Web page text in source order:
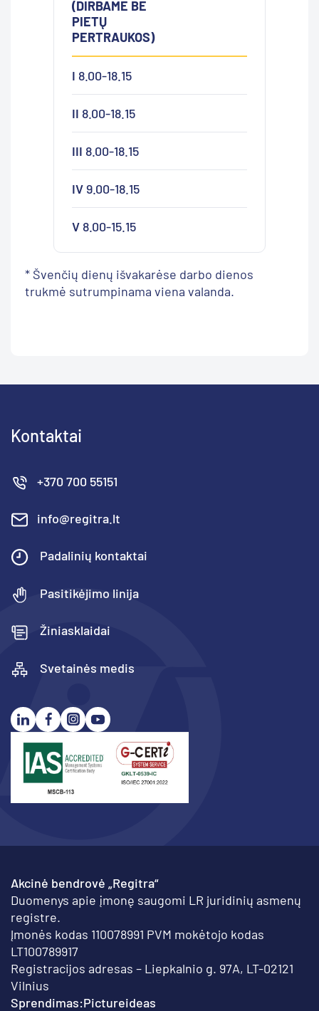
(DIRBAME BE
PIETŲ
PERTRAUKOS)
I 8.00-18.15
II 8.00-18.15
III 8.00-18.15
IV9.00-18.15
V 8.00-15.15
* Švenčių dienų išvakarėse darbo dienos
trukmė sutrumpinama viena valanda.
Kontaktai
+370 700 55151
info@regitra.lt
Padalinių kontaktai
Pasitikėjimo linija
Žiniasklaidai
Svetainės medis
Akcinė bendrovė „Regitra“
Duomenys apie įmonę saugomi LR juridinių asmenų
registre.
Įmonės kodas 110078991 PVM mokėtojo kodas
LT100789917
Registracijos adresas – Liepkalnio g. 97A, LT-02121
Vilnius
Sprendimas:Pictureideas